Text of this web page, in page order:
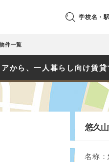
学校名・
件一覧
から、一人暮らし向け賃
悠久
名称：